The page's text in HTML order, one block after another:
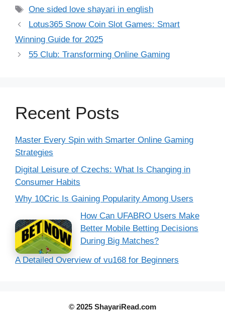
Tags
One sided love shayari in english
Lotus365 Snow Coin Slot Games: Smart
Winning Guide for 2025
55 Club: Transforming Online Gaming
Recent Posts
Master Every Spin with Smarter Online Gaming
Strategies
Digital Leisure of Czechs: What Is Changing in
Consumer Habits
Why 10Cric Is Gaining Popularity Among Users
How Can UFABRO Users Make
Better Mobile Betting Decisions
During Big Matches?
A Detailed Overview of vu168 for Beginners
© 2025 ShayariRead.com